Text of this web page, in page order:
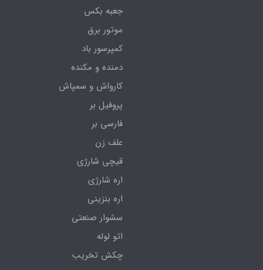
جعبه بکس
موتور برق
کمپرسور باد
دمنده و مکنده
کارواش و سمپاش
پروفیل بر
فارسی بر
علف زن
قیچی شارژی
اره شارژی
اره بنزینی
سشوار صنعتی
اتو لوله
چکش تخریب